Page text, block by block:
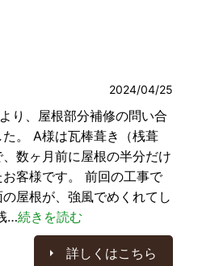
2024/04/25
り、屋根部分補修の問い合
。 A様は瓦棒葺き（桟葺
数ヶ月前に屋根の半分だけ
客様です。 前回の工事で
屋根が、強風でめくれてし
…続きを読む
詳しくはこちら